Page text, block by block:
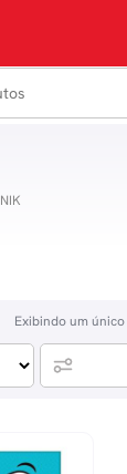
NIK
Exibindo um